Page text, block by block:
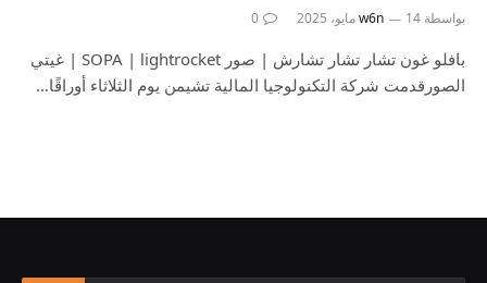
بواسطة w6n 14 مايو، 2025 0
بافلو غون تشار تشار تشارش | صور SOPA | lightrocket | غيتي
الصورقدمت شركة التكنولوجيا المالية تشيمن يوم الثلاثاء أوراقًا…